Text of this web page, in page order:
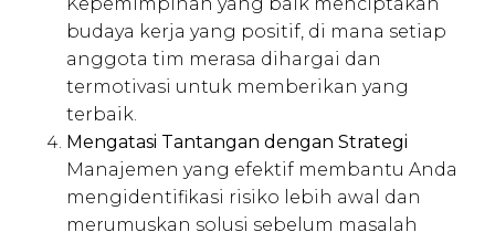
budaya kerja yang positif, di mana setiap
anggota tim merasa dihargai dan
termotivasi untuk memberikan yang
terbaik.
Mengatasi Tantangan dengan Strategi
Manajemen yang efektif membantu Anda
mengidentifikasi risiko lebih awal dan
merumuskan solusi sebelum masalah